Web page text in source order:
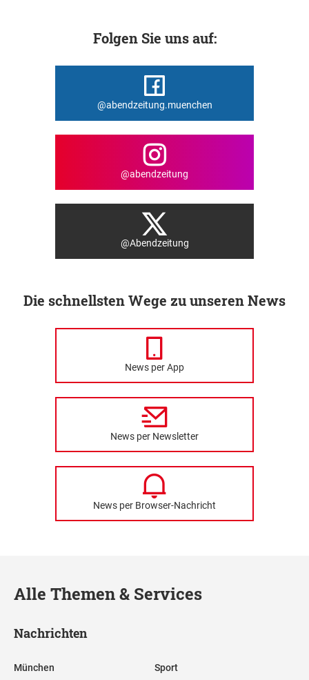
Folgen Sie uns auf:
@abendzeitung.muenchen
@abendzeitung
@Abendzeitung
Die schnellsten Wege zu unseren News
News per App
News per Newsletter
News per Browser-Nachricht
Alle Themen & Services
Nachrichten
München Sport